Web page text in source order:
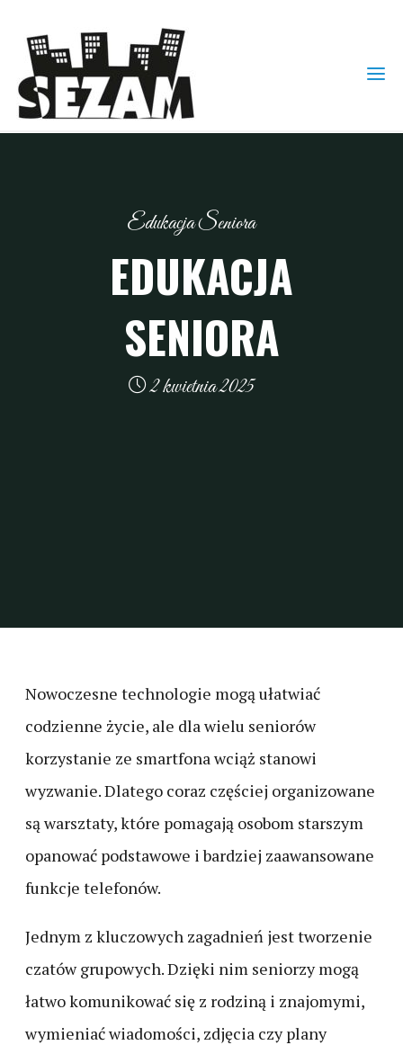
Edukacja Seniora
EDUKACJA
SENIORA
2 kwietnia 2025
Nowoczesne technologie mogą ułatwiać
codzienne życie, ale dla wielu seniorów
korzystanie ze smartfona wciąż stanowi
wyzwanie. Dlatego coraz częściej organizowane
są warsztaty, które pomagają osobom starszym
opanować podstawowe i bardziej zaawansowane
funkcje telefonów.
Jednym z kluczowych zagadnień jest tworzenie
czatów grupowych. Dzięki nim seniorzy mogą
łatwo komunikować się z rodziną i znajomymi,
wymieniać wiadomości, zdjęcia czy plany